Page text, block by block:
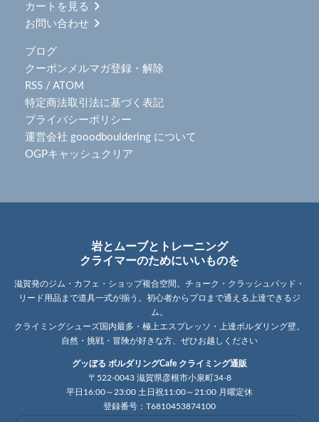
カートを見る
お問い合わせ
ブログ
クーポンメルマガ登録・解除
RSS / ATOM
特定商法取引法に基づく表記
プライバシーポリシー
運営会社 gooodbouldering について
OGPキャッシュクリア
岩とムーブとトレーニング
クライマーのためにいいものを
滋賀発のジム・カフェ・ショップ複合空間。チョーク・クラッシュパッド・
リード用品まで道具一式が揃う。初心者からプロまで通える上達できるジ
ム。
クライミングシューズ国内最多・極上エスプレッソ・上達ボルダリング壁。
自然・挑戦・冒険が好きな方、ぜひお越しください
グッぼる ボルダリングCafe クライミング通販
〒522-0043 滋賀県彦根市小泉町34-8
平日16:00～23:00 土日祝11:00～21:00 月曜定休
登録番号：T6810453874100